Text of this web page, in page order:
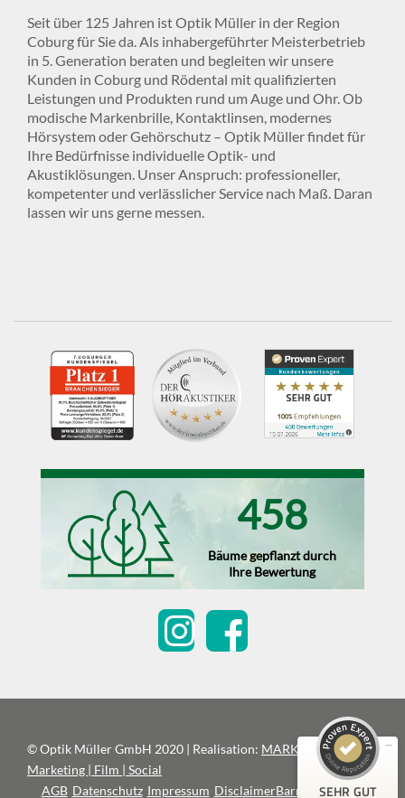
Seit über 125 Jahren ist Optik Müller in der Region
Coburg für Sie da. Als inhabergeführter Meisterbetrieb
in 5. Generation beraten und begleiten wir unsere
Kunden in Coburg und Rödental mit qualifizierten
Leistungen und Produkten rund um Auge und Ohr. Ob
modische Markenbrille, Kontaktlinsen, modernes
Hörsystem oder Gehörschutz – Optik Müller findet für
Ihre Bedürfnisse individuelle Optik- und
Akustiklösungen. Unser Anspruch: professioneller,
kompetenter und verlässlicher Service nach Maß. Daran
lassen wir uns gerne messen.
458
Bäume gepflanzt durch
Ihre Bewertung
© Optik Müller GmbH 2020 | Realisation: MARKATUS –
Marketing | Film | Social
AGB Datenschutz Impressum DisclaimerBarrierefreiheit
SEHR GUT
Kundenbewertungen und Erfahrungen zu
Optik Müller & Die Akustiker
Empfehlungen auf
217
Bewertungen auf
ProvenExpert.com
241